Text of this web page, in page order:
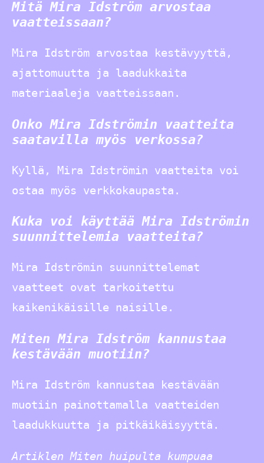
Mitä Mira Idström arvostaa
vaatteissaan?
Mira Idström arvostaa kestävyyttä,
ajattomuutta ja laadukkaita
materiaaleja vaatteissaan.
Onko Mira Idströmin vaatteita
saatavilla myös verkossa?
Kyllä, Mira Idströmin vaatteita voi
ostaa myös verkkokaupasta.
Kuka voi käyttää Mira Idströmin
suunnittelemia vaatteita?
Mira Idströmin suunnittelemat
vaatteet ovat tarkoitettu
kaikenikäisille naisille.
Miten Mira Idström kannustaa
kestävään muotiin?
Mira Idström kannustaa kestävään
muotiin painottamalla vaatteiden
laadukkuutta ja pitkäikäisyyttä.
Artiklen Miten huipulta kumpuaa